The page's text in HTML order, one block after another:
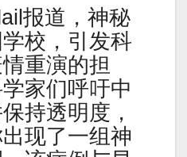
报道，神秘
校，引发科
重演的担
家们呼吁中
持透明度，
现了一组神